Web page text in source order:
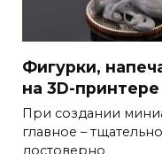
Фигурки,
на 3D-принтере
При создании
главное –
достоверно